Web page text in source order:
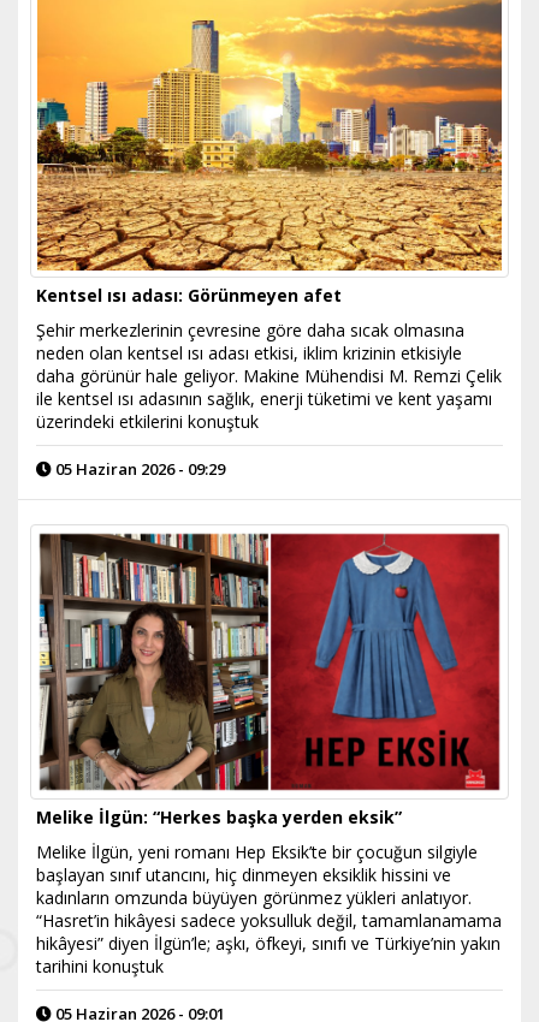
Kentsel ısı adası: Görünmeyen afet
Şehir merkezlerinin çevresine göre daha sıcak olmasına
neden olan kentsel ısı adası etkisi, iklim krizinin etkisiyle
daha görünür hale geliyor. Makine Mühendisi M. Remzi Çelik
ile kentsel ısı adasının sağlık, enerji tüketimi ve kent yaşamı
üzerindeki etkilerini konuştuk
05 Haziran 2026 - 09:29
Melike İlgün: “Herkes başka yerden eksik”
Melike İlgün, yeni romanı Hep Eksik’te bir çocuğun silgiyle
başlayan sınıf utancını, hiç dinmeyen eksiklik hissini ve
kadınların omzunda büyüyen görünmez yükleri anlatıyor.
“Hasret’in hikâyesi sadece yoksulluk değil, tamamlanamama
hikâyesi” diyen İlgün’le; aşkı, öfkeyi, sınıfı ve Türkiye’nin yakın
tarihini konuştuk
05 Haziran 2026 - 09:01